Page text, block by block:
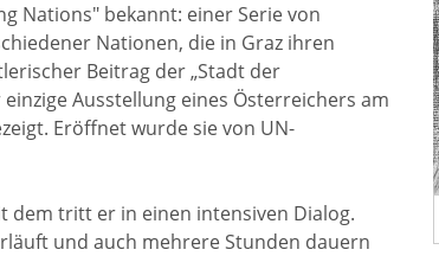
Nations" bekannt: einer Serie von
Nationen, die in Graz ihren
Beitrag der „Stadt der
Ausstellung eines Österreichers am
Eröffnet wurde sie von UN-
dem tritt er in einen intensiven Dialog.
und auch mehrere Stunden dauern